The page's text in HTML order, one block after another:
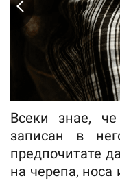
Всеки знае,
записан в
предпочитате
на черепа, носа